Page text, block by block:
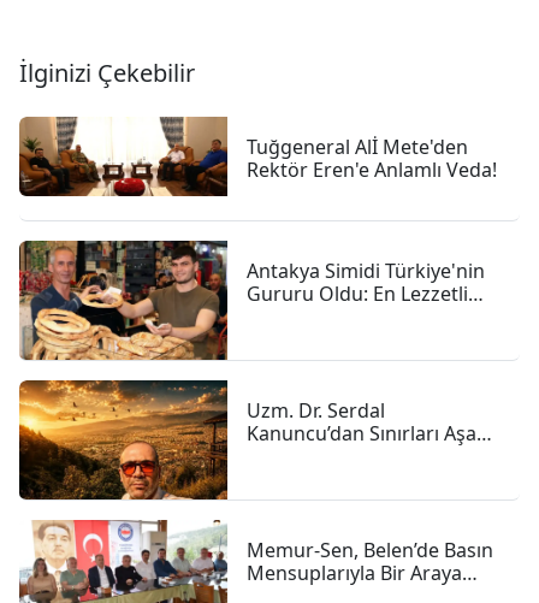
İlginizi Çekebilir
Tuğgeneral Alİ Mete'den
Rektör Eren'e Anlamlı Veda!
Antakya Simidi Türkiye'nin
Gururu Oldu: En Lezzetli
Uzm. Dr. Serdal
Kanuncu’dan Sınırları Aşan
Memur-Sen, Belen’de Basın
Mensuplarıyla Bir Araya